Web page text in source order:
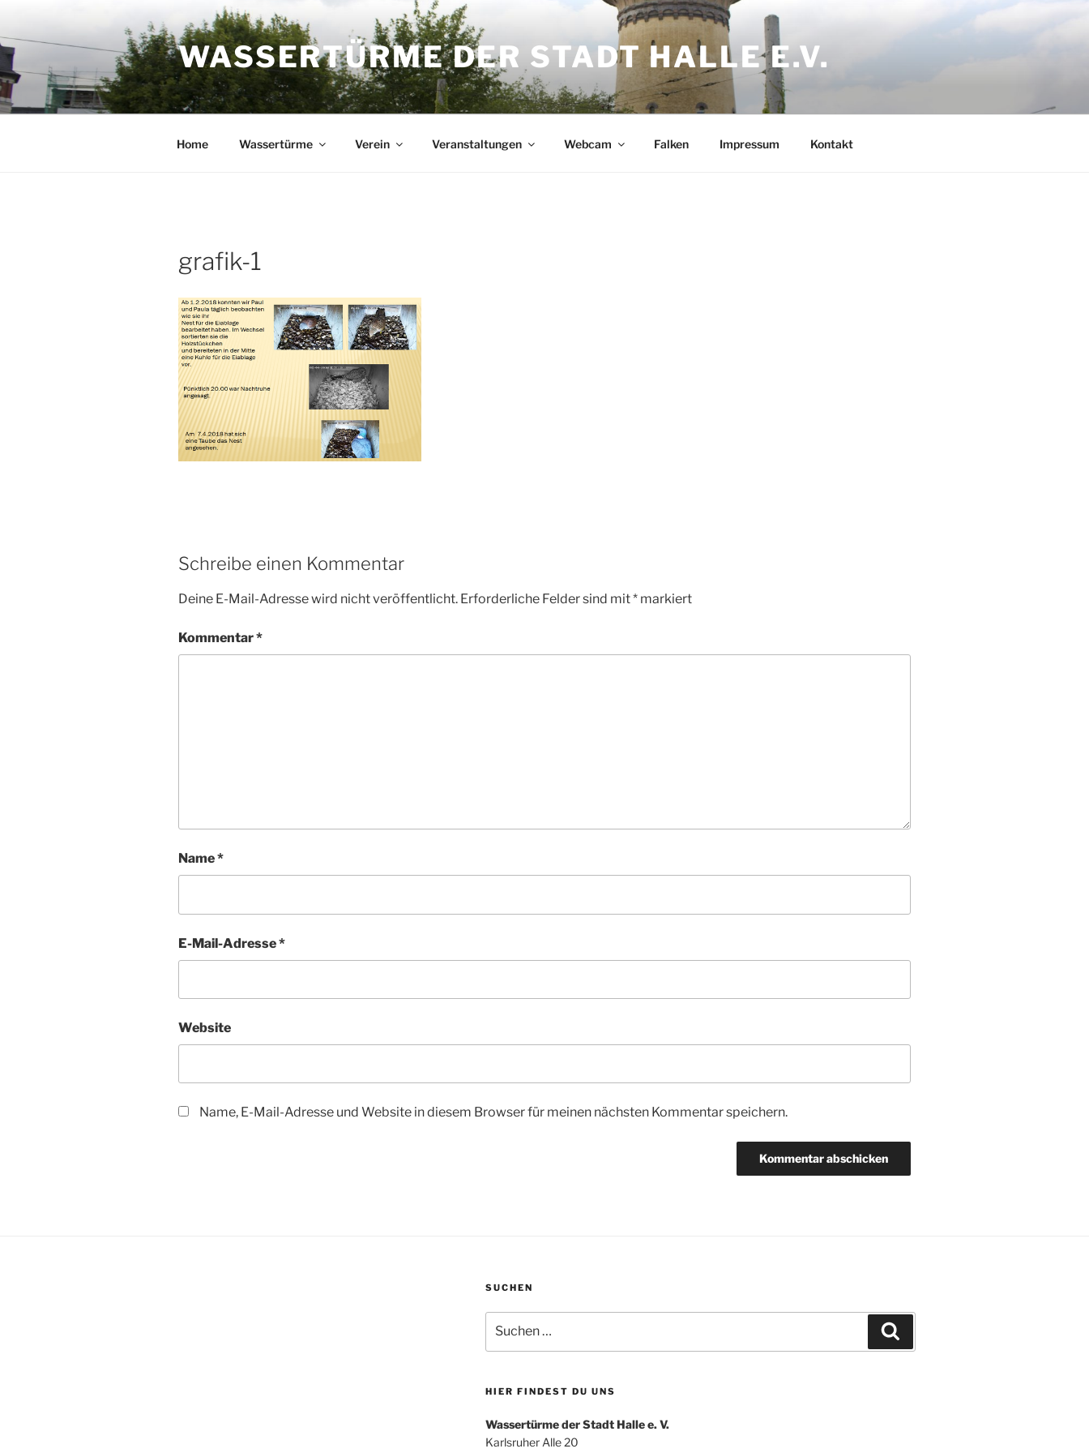
springen
WASSERTÜRME DER STADT HALLE E.V.
Home Wassertürme Verein Veranstaltungen Webcam Falken Impressum Kontakt
grafik-1
Schreibe einen Kommentar
Deine E-Mail-Adresse wird nicht veröffentlicht. Erforderliche Felder sind mit* markiert
Kommentar*
Name*
E-Mail-Adresse*
Website
Name, E-Mail-Adresse und Website in diesem Browser für meinen nächsten Kommentar speichern.
SUCHEN
nach:
HIER FINDEST DU UNS
Wassertürme der Stadt Halle e. V.
Karlsruher Alle 20